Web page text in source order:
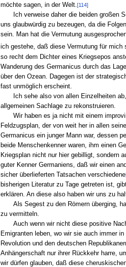
möchte sagen, in der Welt.[114]
Ich verweise daher die beiden großen
uns glaubwürdig zu bezeugen, da die
sein. Man hat die Vermutung
ich gestehe, daß diese Vermutung für mich
so recht dem Dichter eines Kriegsepos
Wanderung des Germanicus durch das
über den Ozean. Dagegen ist der
fast unmöglich erscheint.
Ich sehe also von allen Einzelheiten
allgemeinen Sachlage zu rekonstruieren.
Wir haben es ja nicht mit einem
Feldzugsplan, der von weit her in allen
Germanicus ein junger Mann war, dessen
beide Menschenkenner waren, ihm einen
Kriegsplan nicht nur hier gebilligt, sondern
guter Kenner Germaniens, daß wir einen
sicher überlieferten Tatsachen verschiedene
bisherigen Literatur zu Tage getreten ist,
erklären. An diese also haben wir uns zu
Als Segest zu den Römern überging,
zu vermitteln.
Auch wenn wir nicht diese positive
Emigranten leben, wo wir sie auch immer
Revolution und den deutschen
Anhängerschaft nur ihrer Rückkehr harre,
wir dürfen glauben, daß diese